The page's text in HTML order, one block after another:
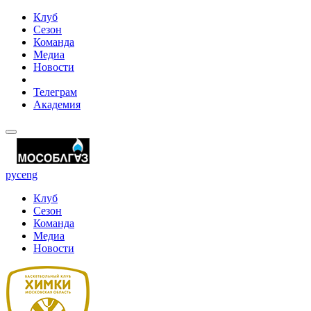
Клуб
Сезон
Команда
Медиа
Новости
Телеграм
Академия
русeng
Клуб
Сезон
Команда
Медиа
Новости